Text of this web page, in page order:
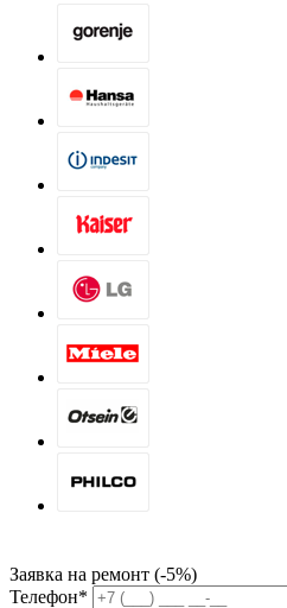
Заявка на ремонт (-5%)
Телефон*